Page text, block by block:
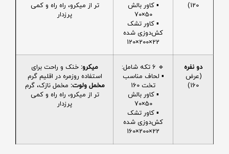
120)
▪️ کاور بالش
50×70
▪️ کاور تشک
کش‌دوزی شده
22×200×120
تر از میکرو، راه راه و کمی
پرزدار
دو نفره
(عرض
160)
🔹 6 تکه شامل:
▪️ لحاف مناسب
تخت 160
▪️ کاور بالش
50×70
▪️ کاور تشک
کش‌دوزی شده
22×200×160
میکرو: خنک و راحت برای
استفاده روزمره در اقلیم گرم
مخمل ولوت: مخمل نازک، گرم
تر از میکرو، راه راه و کمی
پرزدار